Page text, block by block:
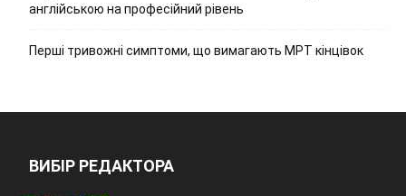
англійською на професійний рівень
Перші тривожні симптоми, що вимагають МРТ кінцівок
ВИБІР РЕДАКТОРА